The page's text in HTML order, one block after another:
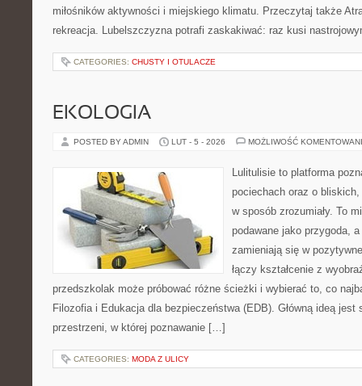
miłośników aktywności i miejskiego klimatu. Przeczytaj także
rekreacja. Lubelszczyzna potrafi zaskakiwać: raz kusi
CATEGORIES: CHUSTY I OTULACZE
EKOLOGIA
POSTED BY ADMIN LUT - 5 - 2026 MOŻLIWOŚĆ
Lulitulisie to platforma
pociechach oraz o
w sposób zrozumiały. To
podawane jako przygoda,
zamieniają się w
łączy kształcenie z
przedszkolak może próbować różne ścieżki i wybierać to, co
Filozofia i Edukacja dla bezpieczeństwa (EDB). Główną ideą jest
przestrzeni, w której poznawanie […]
CATEGORIES: MODA Z ULICY